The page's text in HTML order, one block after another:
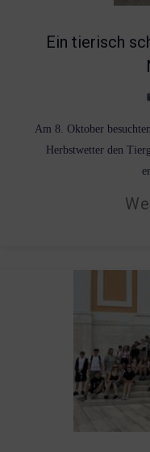
Ein tierisch
Am 8. Oktober
Herbstwetter den